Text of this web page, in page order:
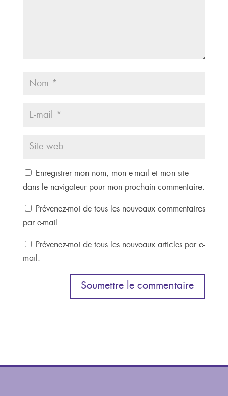
Enregistrer mon nom, mon e-mail et mon site
dans le navigateur pour mon prochain commentaire.
Prévenez-moi de tous les nouveaux commentaires
par e-mail.
Prévenez-moi de tous les nouveaux articles par e-
mail.
Soumettre le commentaire